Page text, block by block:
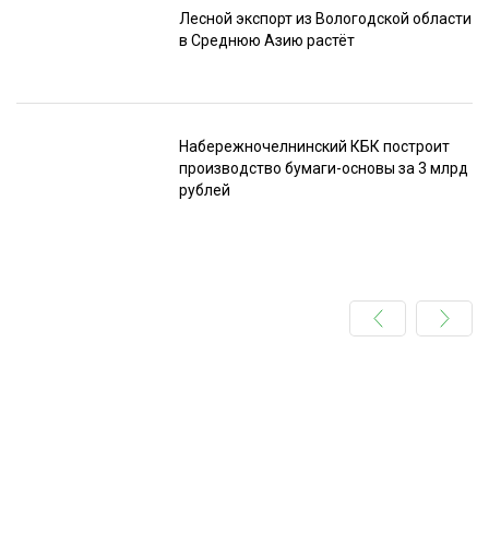
Лесной экспорт из Вологодской области
в Среднюю Азию растёт
Набережночелнинский КБК построит
производство бумаги-основы за 3 млрд
рублей